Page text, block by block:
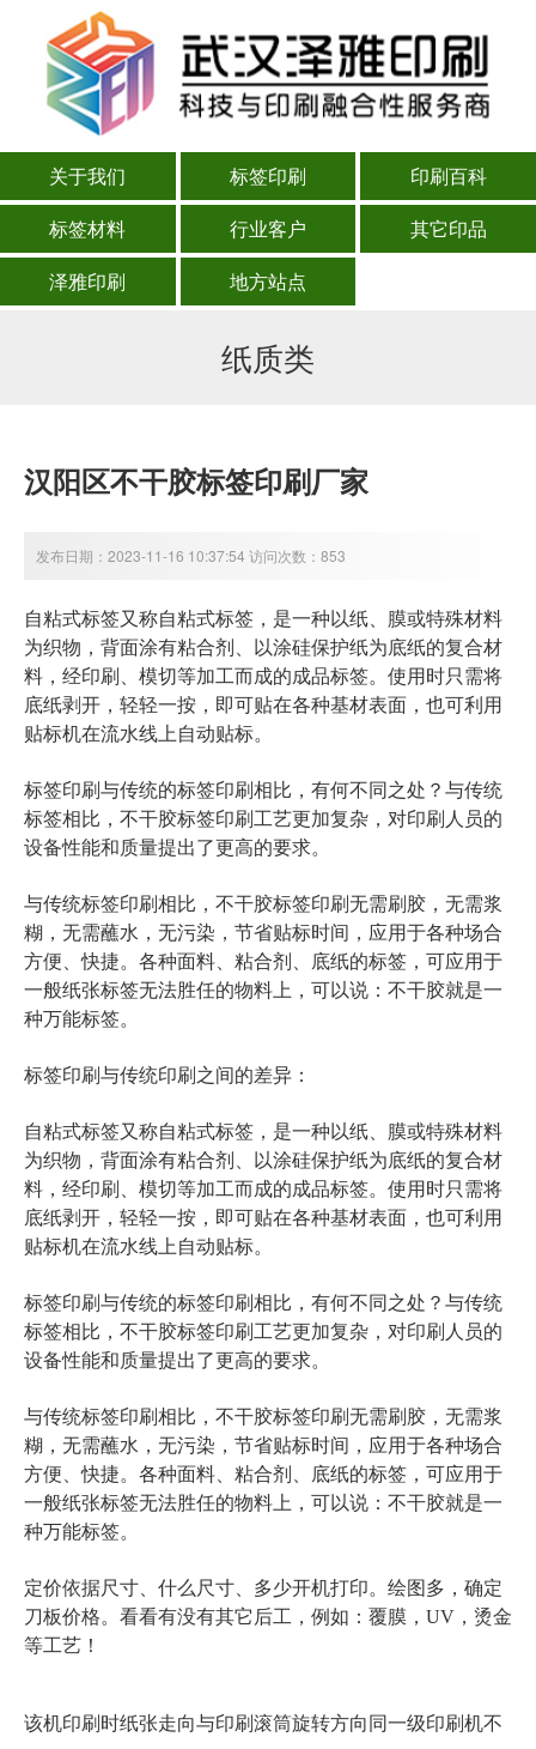
关于我们 标签印刷
印刷百科
标签材料
行业客户
其它印品
泽雅印刷
地方站点
纸质类
汉阳区不干胶标签印刷厂家
发布日期：2023-11-16 10:37:54 访问次数：853
自粘式标签又称自粘式标签，是一种以纸、膜或特殊材料
为织物，背面涂有粘合剂、以涂硅保护纸为底纸的复合材
料，经印刷、模切等加工而成的成品标签。使用时只需将
底纸剥开，轻轻一按，即可贴在各种基材表面，也可利用
贴标机在流水线上自动贴标。
标签印刷与传统的标签印刷相比，有何不同之处？与传统
标签相比，不干胶标签印刷工艺更加复杂，对印刷人员的
设备性能和质量提出了更高的要求。
与传统标签印刷相比，不干胶标签印刷无需刷胶，无需浆
糊，无需蘸水，无污染，节省贴标时间，应用于各种场合
方便、快捷。各种面料、粘合剂、底纸的标签，可应用于
一般纸张标签无法胜任的物料上，可以说：不干胶就是一
种万能标签。
标签印刷与传统印刷之间的差异：
自粘式标签又称自粘式标签，是一种以纸、膜或特殊材料
为织物，背面涂有粘合剂、以涂硅保护纸为底纸的复合材
料，经印刷、模切等加工而成的成品标签。使用时只需将
底纸剥开，轻轻一按，即可贴在各种基材表面，也可利用
贴标机在流水线上自动贴标。
标签印刷与传统的标签印刷相比，有何不同之处？与传统
标签相比，不干胶标签印刷工艺更加复杂，对印刷人员的
设备性能和质量提出了更高的要求。
与传统标签印刷相比，不干胶标签印刷无需刷胶，无需浆
糊，无需蘸水，无污染，节省贴标时间，应用于各种场合
方便、快捷。各种面料、粘合剂、底纸的标签，可应用于
一般纸张标签无法胜任的物料上，可以说：不干胶就是一
种万能标签。
定价依据尺寸、什么尺寸、多少开机打印。绘图多，确定
刀板价格。看看有没有其它后工，例如：覆膜，UV，烫金
等工艺！
该机印刷时纸张走向与印刷滚筒旋转方向同一级印刷机不